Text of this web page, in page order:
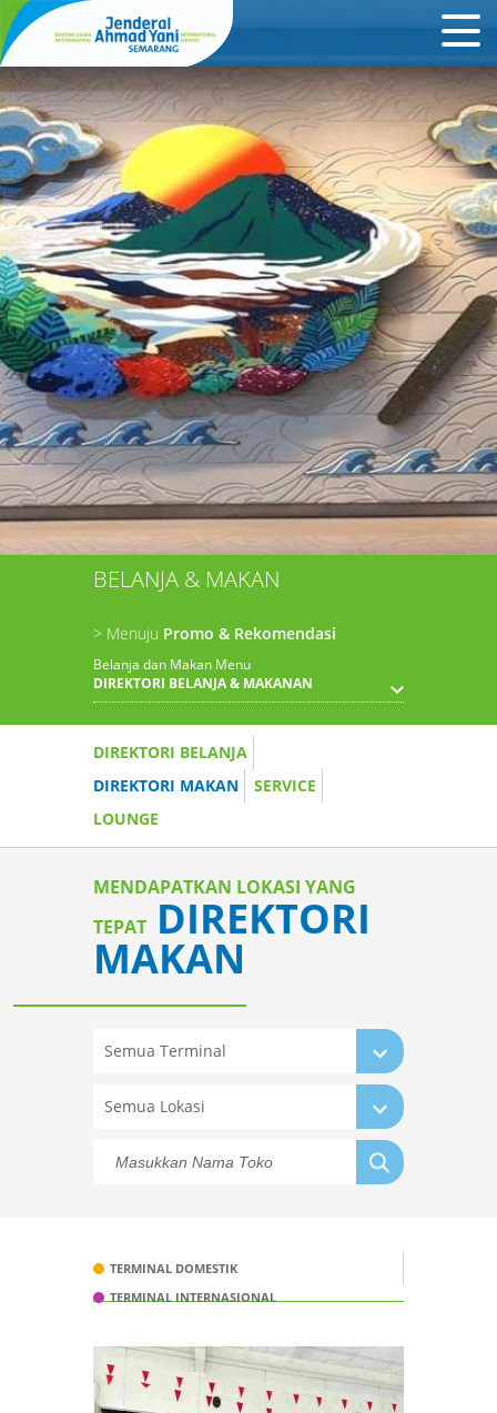
BELANJA & MAKAN
> Menuju Promo & Rekomendasi
Belanja dan Makan Menu
DIREKTORI BELANJA & MAKANAN
DIREKTORI BELANJA
DIREKTORI MAKAN
SERVICE
LOUNGE
MENDAPATKAN LOKASI YANG
TEPAT DIREKTORI
MAKAN
Semua Terminal
Semua Lokasi
TERMINAL DOMESTIK
TERMINAL INTERNASIONAL